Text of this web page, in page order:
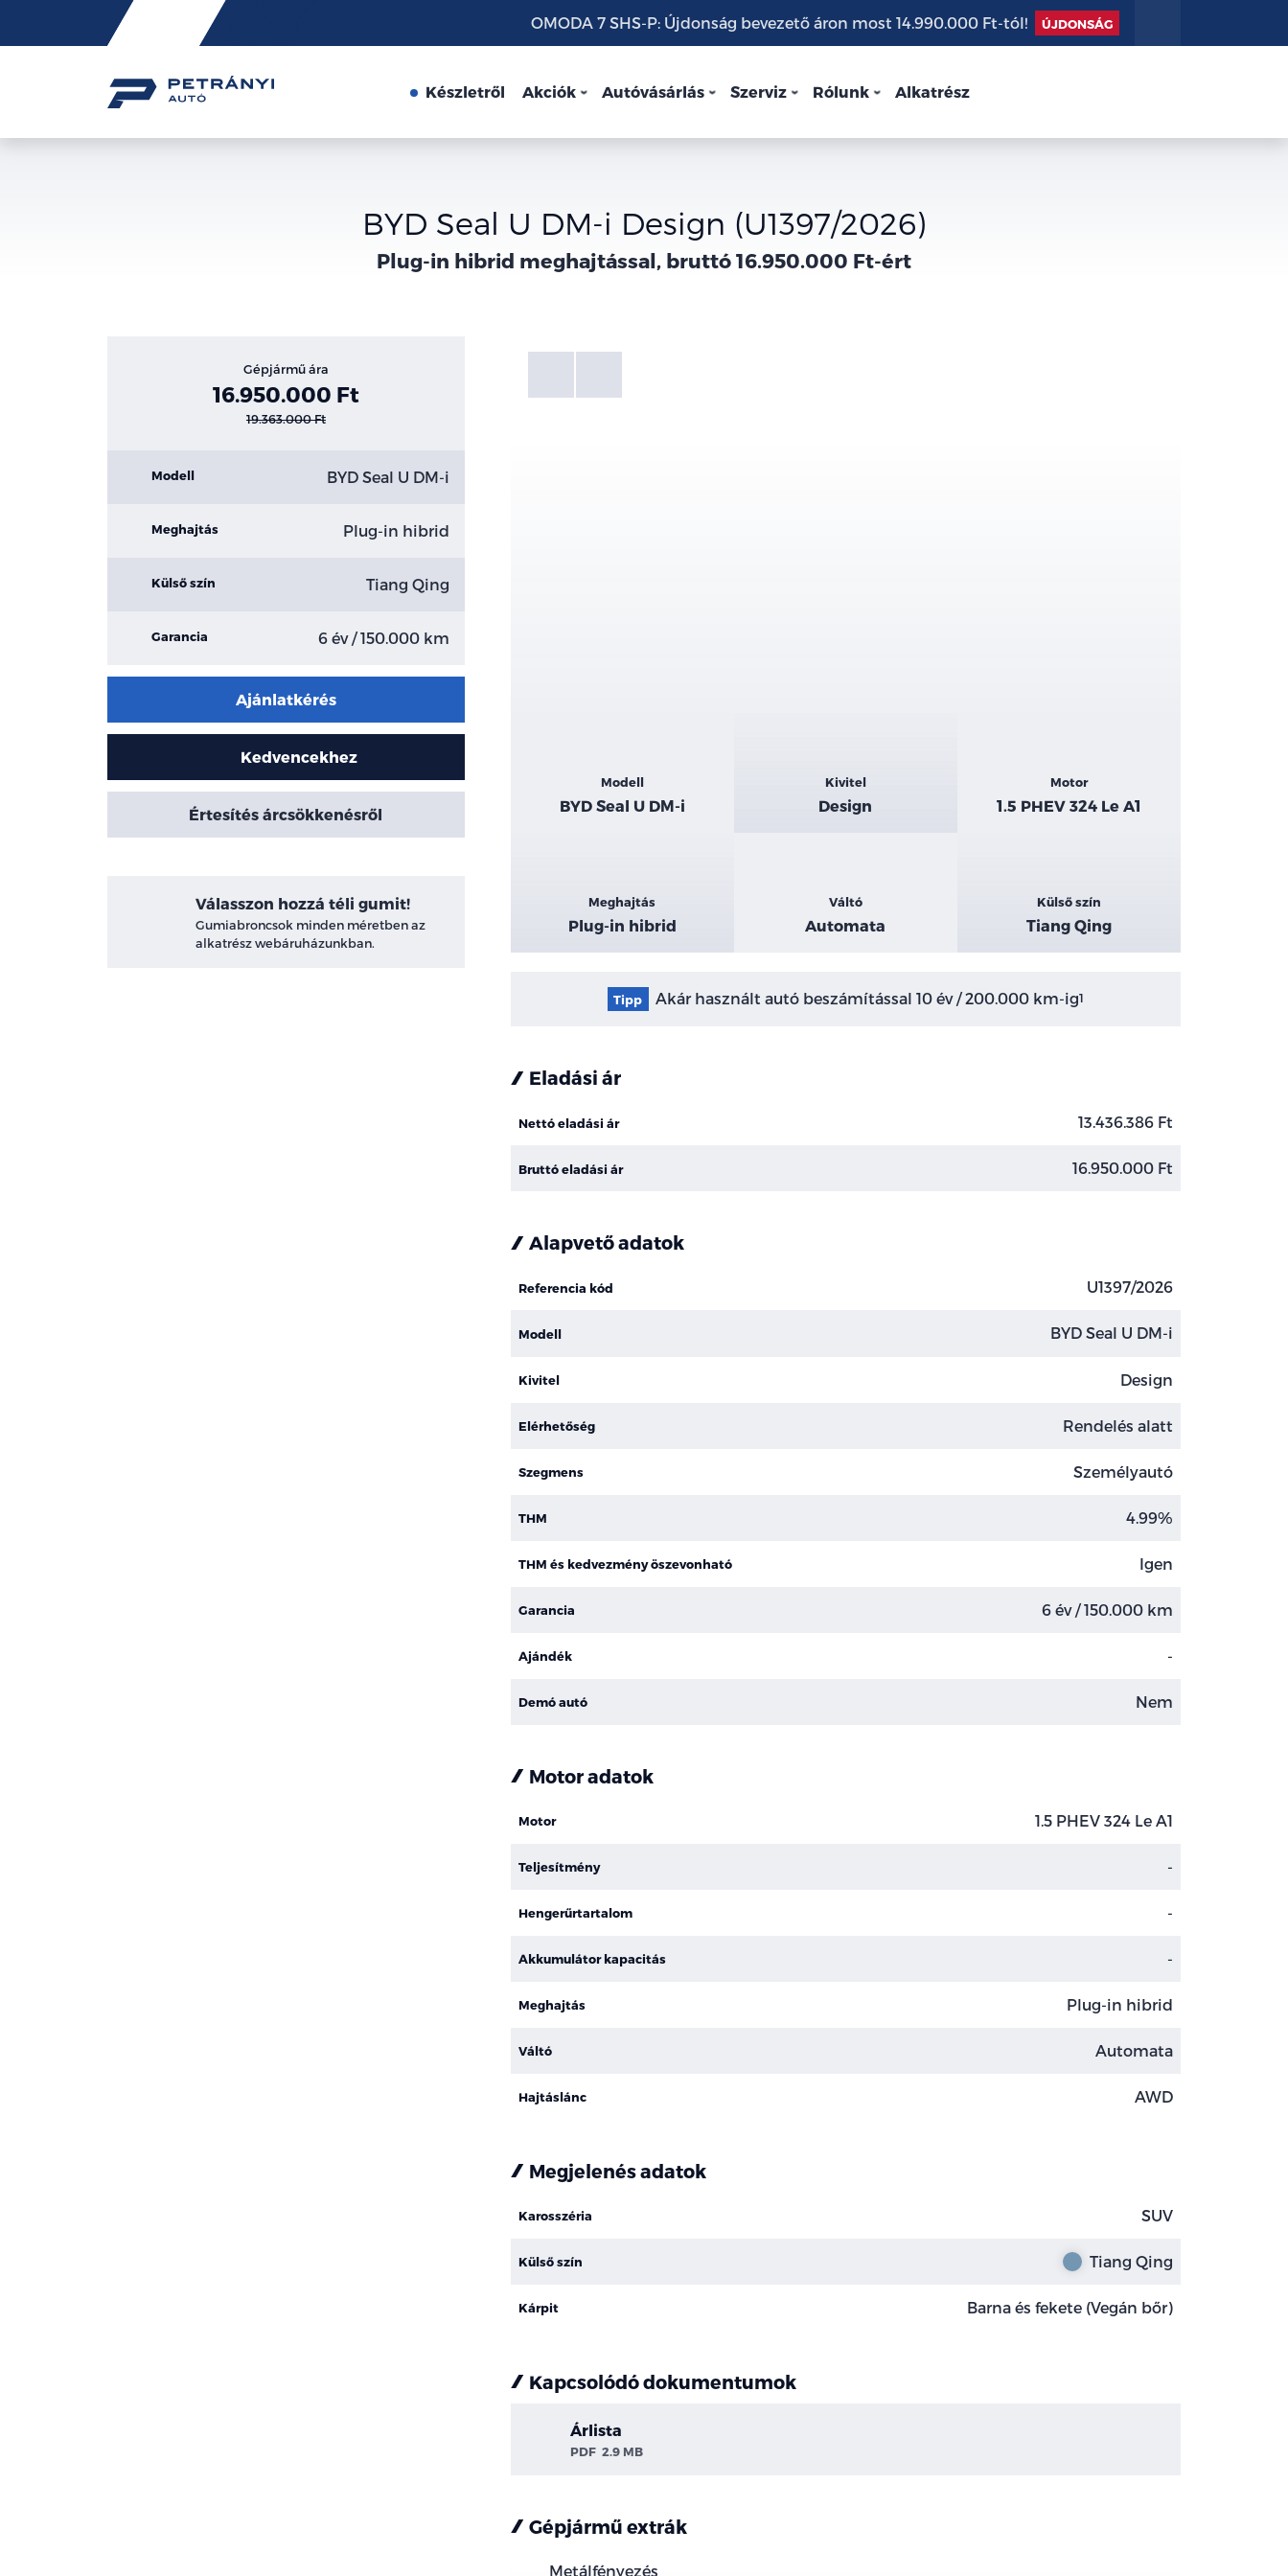
Friss
hírek
OMODA 7 SHS-P: Újdonság bevezető áron most 14.990.000 Ft-tól! ÚJDONSÁG
Készletről Akciók Autóvásárlás Szerviz Rólunk Alkatrész
BYD Seal U DM-i Design (U1397/2026)
Plug-in hibrid meghajtással, bruttó 16.950.000 Ft-ért
Gépjármű ára
16.950.000 Ft
19.363.000 Ft
Modell BYD Seal U DM-i
Meghajtás Plug-in hibrid
Külső szín Tiang Qing
Garancia 6 év / 150.000 km
Ajánlatkérés
Kedvencekhez
Értesítés árcsökkenésről
Válasszon hozzá téli gumit!
Gumiabroncsok minden méretben az
alkatrész webáruházunkban.
Galéria
Kiemelt
adatok
Modell
BYD Seal U DM-i
Kivitel
Design
Motor
1.5 PHEV 324 Le A1
Meghajtás
Plug-in hibrid
Váltó
Automata
Külső szín
Tiang Qing
Tipp Akár használt autó beszámítással 10 év / 200.000 km-ig1
Eladási ár
Nettó eladási ár 13.436.386 Ft
Bruttó eladási ár 16.950.000 Ft
Alapvető adatok
Referencia kód U1397/2026
Modell BYD Seal U DM-i
Kivitel Design
Elérhetőség Rendelés alatt
Szegmens Személyautó
THM 4.99%
THM és kedvezmény öszevonható Igen
Garancia 6 év / 150.000 km
Ajándék -
Demó autó Nem
Motor adatok
Motor 1.5 PHEV 324 Le A1
Teljesítmény -
Hengerűrtartalom -
Akkumulátor kapacitás -
Meghajtás Plug-in hibrid
Váltó Automata
Hajtáslánc AWD
Megjelenés adatok
Karosszéria SUV
Külső szín Tiang Qing
Kárpit Barna és fekete (Vegán bőr)
Kapcsolódó dokumentumok
Árlista
PDF 2.9 MB
Gépjármű extrák
Metálfényezés